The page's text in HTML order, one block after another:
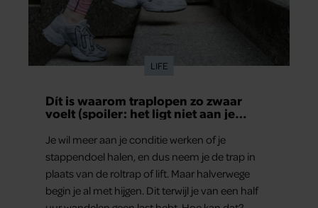
LIFE
Dít is waarom traplopen zo zwaar
voelt (spoiler: het ligt niet aan je
Je wil meer aan je conditie werken of je
stappendoel halen, en dus neem je de trap in
plaats van de roltrap of lift. Maar halverwege
begin je al met hijgen. Dit terwijl je van een half